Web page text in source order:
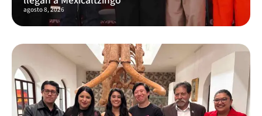
agosto 8, 2026